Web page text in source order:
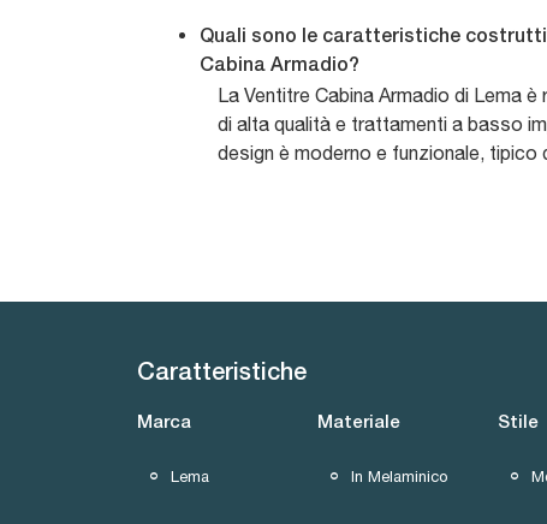
Quali sono le caratteristiche
Cabina Armadio?
La Ventitre Cabina Armadio di Lema
di alta qualità e trattamenti a basso
design è moderno e funzionale, tipico
Caratteristiche
Marca
Lema
Materiale
In Melaminico
Stile